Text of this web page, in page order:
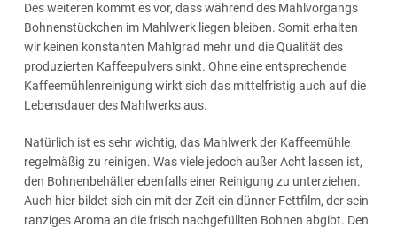
Des weiteren kommt es vor, dass während des Mahlvorgangs
Bohnenstückchen im Mahlwerk liegen bleiben. Somit erhalten
wir keinen konstanten Mahlgrad mehr und die Qualität des
produzierten Kaffeepulvers sinkt. Ohne eine entsprechende
Kaffeemühlenreinigung wirkt sich das mittelfristig auch auf die
Lebensdauer des Mahlwerks aus.
Natürlich ist es sehr wichtig, das Mahlwerk der Kaffeemühle
regelmäßig zu reinigen. Was viele jedoch außer Acht lassen ist,
den Bohnenbehälter ebenfalls einer Reinigung zu unterziehen.
Auch hier bildet sich ein mit der Zeit ein dünner Fettfilm, der sein
ranziges Aroma an die frisch nachgefüllten Bohnen abgibt. Den